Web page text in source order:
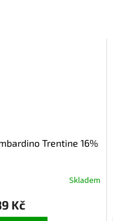
Trentine 16%
Skladem
Kč